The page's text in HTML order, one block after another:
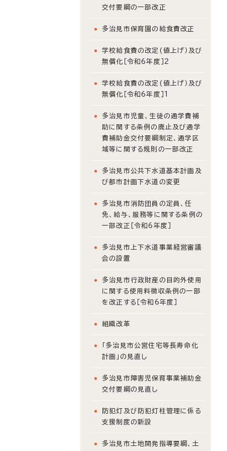
交付要綱の一部改正
多治見市保育園の給食費改正
学校給食費の改定(値上げ）及び
無償化［令和6年度］2
学校給食費の改定(値上げ）及び
無償化［令和6年度］1
多治見市児童、生徒の通学費補
助に関する条例の廃止及び通学
費補助金交付要綱制定、通学区
域等に関する規則の一部改正
多治見市公共下水道基本計画及
び都市計画下水道の変更
多治見市消防団員の定員、任
免、給与、服務等に関する条例の
一部改正［令和6年度］
多治見市上下水道事業経営審議
会の設置
多治見市行政財産の目的外使用
に関する使用料徴収条例の一部
を改正する［令和6年度］
組織改革
「多治見市公営住宅等長寿命化
計画」の見直し
多治見市障害児保育事業補助金
交付要綱の見直し
防犯灯及び防犯灯柱管理に係る
支援制度の新設
多治見市土地開発指導要綱、土